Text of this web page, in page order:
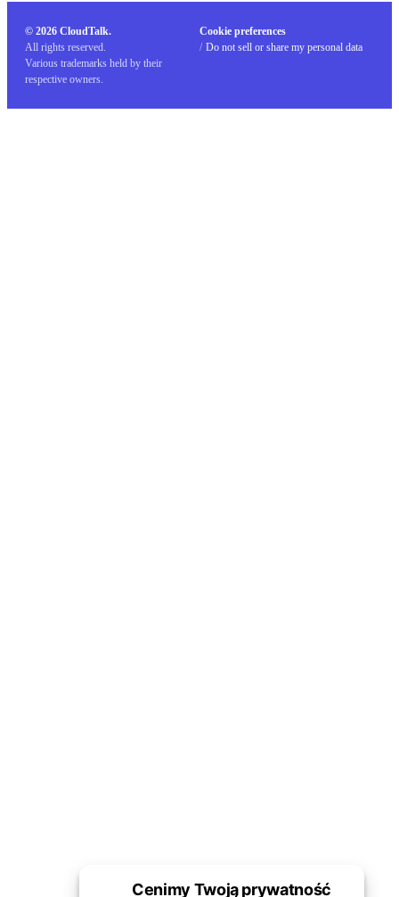
© 2026 CloudTalk.
All rights reserved.
Various trademarks held by their
respective owners.
Cookie preferences
/ Do not sell or share my personal data
Cenimy Twoją prywatność